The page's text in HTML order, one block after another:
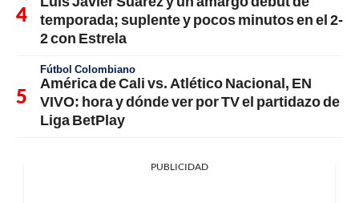
temporada; suplente y pocos minutos en el 2-
2 con Estrela
Fútbol Colombiano
América de Cali vs. Atlético Nacional, EN
VIVO: hora y dónde ver por TV el partidazo de
Liga BetPlay
PUBLICIDAD